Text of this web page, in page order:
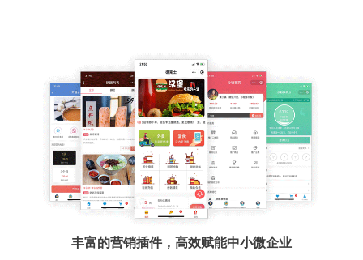
丰富的营销插件，高效赋能中小微企业